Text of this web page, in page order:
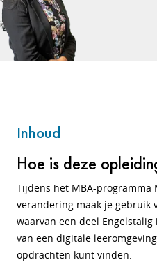
Inhoud
Hoe is deze
Tijdens het MBA-programma
verandering maak je gebruik
waarvan een deel
van een digitale
opdrachten kunt vinden.